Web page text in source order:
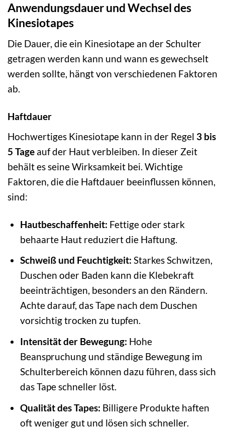
Anwendungsdauer und Wechsel des
Kinesiotapes
Die Dauer, die ein Kinesiotape an der Schulter
getragen werden kann und wann es gewechselt
werden sollte, hängt von verschiedenen Faktoren
ab.
Haftdauer
Hochwertiges Kinesiotape kann in der Regel 3 bis
5 Tage auf der Haut verbleiben. In dieser Zeit
behält es seine Wirksamkeit bei. Wichtige
Faktoren, die die Haftdauer beeinflussen können,
sind:
Hautbeschaffenheit: Fettige oder stark
behaarte Haut reduziert die Haftung.
Schweiß und Feuchtigkeit: Starkes Schwitzen,
Duschen oder Baden kann die Klebekraft
beeinträchtigen, besonders an den Rändern.
Achte darauf, das Tape nach dem Duschen
vorsichtig trocken zu tupfen.
Intensität der Bewegung: Hohe
Beanspruchung und ständige Bewegung im
Schulterbereich können dazu führen, dass sich
das Tape schneller löst.
Qualität des Tapes: Billigere Produkte haften
oft weniger gut und lösen sich schneller.